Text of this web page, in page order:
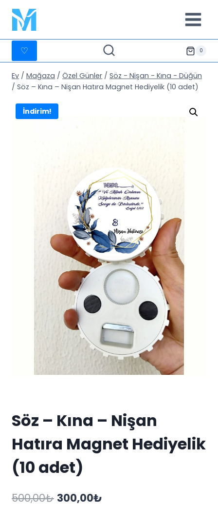
İçeriğe
geç
♡ 0
Ev / Mağaza / Özel Günler / Söz - Nişan - Kına - Düğün
/ Söz – Kına – Nişan Hatıra Magnet Hediyelik (10 adet)
İndirim!
Söz – Kına – Nişan
Hatıra Magnet Hediyelik
(10 adet)
500,00₺ Orijinal
300,00₺